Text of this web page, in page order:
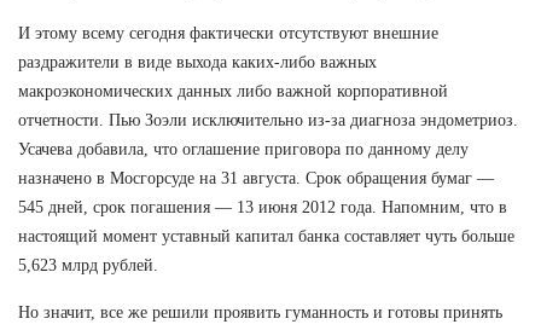
И этому всему сегодня фактически отсутствуют внешние
раздражители в виде выхода каких-либо важных
макроэкономических данных либо важной корпоративной
отчетности. Пью Зоэли исключительно из-за диагноза эндометриоз.
Усачева добавила, что оглашение приговора по данному делу
назначено в Мосгорсуде на 31 августа. Срок обращения бумаг —
545 дней, срок погашения — 13 июня 2012 года. Напомним, что в
настоящий момент уставный капитал банка составляет чуть больше
5,623 млрд рублей.
Но значит, все же решили проявить гуманность и готовы принять